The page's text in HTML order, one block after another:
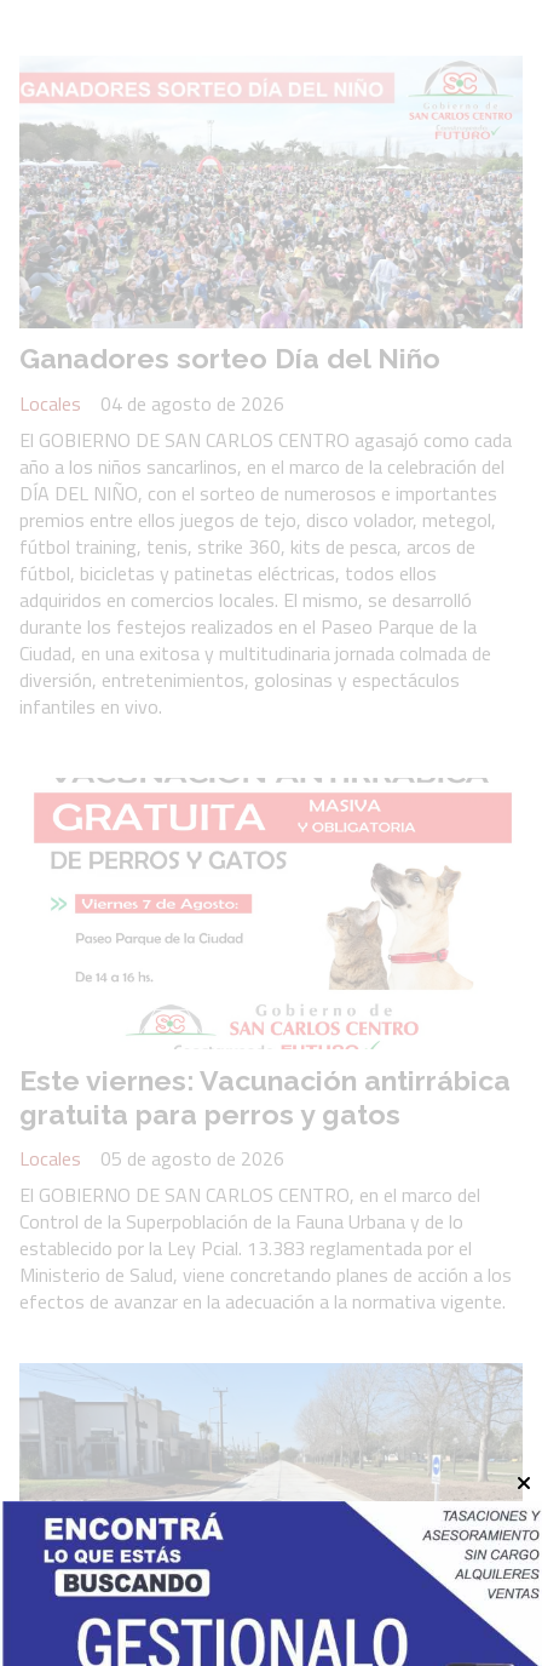
Ganadores sorteo Día del Niño
Locales
04 de agosto de 2026
El GOBIERNO DE SAN CARLOS CENTRO agasajó como cada
año a los niños sancarlinos, en el marco de la celebración del
DÍA DEL NIÑO, con el sorteo de numerosos e importantes
premios entre ellos juegos de tejo, disco volador, metegol,
fútbol training, tenis, strike 360, kits de pesca, arcos de
fútbol, bicicletas y patinetas eléctricas, todos ellos
adquiridos en comercios locales. El mismo, se desarrolló
durante los festejos realizados en el Paseo Parque de la
Ciudad, en una exitosa y multitudinaria jornada colmada de
diversión, entretenimientos, golosinas y espectáculos
infantiles en vivo.
Este viernes: Vacunación antirrábica
gratuita para perros y gatos
Locales
05 de agosto de 2026
El GOBIERNO DE SAN CARLOS CENTRO, en el marco del
Control de la Superpoblación de la Fauna Urbana y de lo
establecido por la Ley Pcial. 13.383 reglamentada por el
Ministerio de Salud, viene concretando planes de acción a los
efectos de avanzar en la adecuación a la normativa vigente.